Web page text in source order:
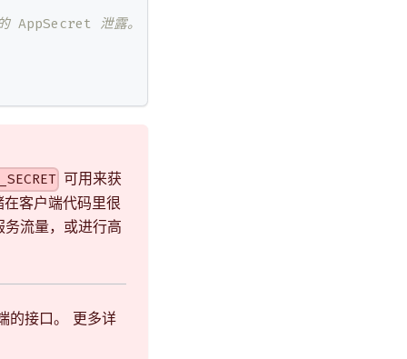
AppSecret 泄露。
可用来获
客户端代码里很
流量，或进行高
的接口。 更多详